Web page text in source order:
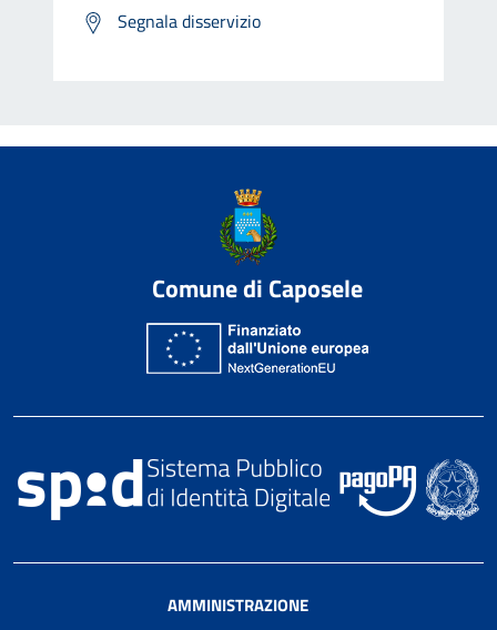
Segnala disservizio
Comune di Caposele
AMMINISTRAZIONE